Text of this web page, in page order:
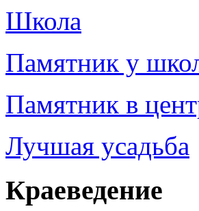
Школа
Памятник у
Памятник в
Лучшая усадьба
Краеведение